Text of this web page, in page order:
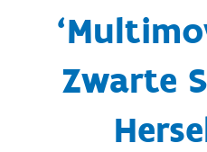
Zwarte